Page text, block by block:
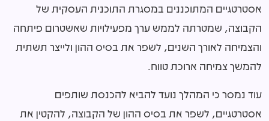
אסטרטגיים המתוכננים במסגרת התוכנית העסקית של
הקבוצה, שמטרתה לממש ערך מפעילויות שאשטרום פיתחה
והצמיחה לאורך השנים, לשפר את בסיס ההון ולייצר תשתית
להמשך צמיחה ארוכת טווח.
עוד נמסר כי המהלך נועד להביא להכנסת שותפים
אסטרטגיים, לשפר את בסיס ההון של הקבוצה, להקטין את